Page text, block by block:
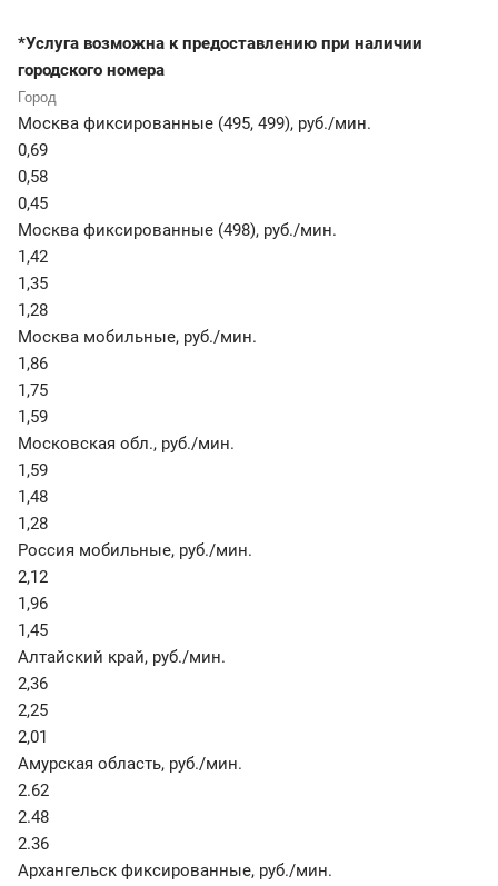
*Услуга возможна к предоставлению при наличии
городского номера
Москва фиксированные (495, 499), руб./мин.
0,69
0,58
0,45
Москва фиксированные (498), руб./мин.
1,42
1,35
1,28
Москва мобильные, руб./мин.
1,86
1,75
1,59
Московская обл., руб./мин.
1,59
1,48
1,28
Россия мобильные, руб./мин.
2,12
1,96
1,45
Алтайский край, руб./мин.
2,36
2,25
2,01
Амурская область, руб./мин.
2.62
2.48
2.36
Архангельск фиксированные, руб./мин.